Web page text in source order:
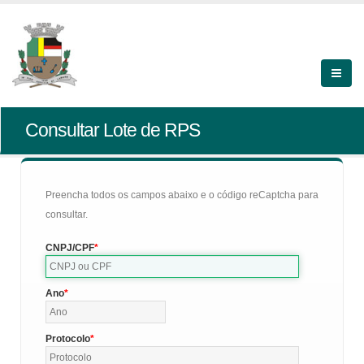
Consultar Lote de RPS
Preencha todos os campos abaixo e o código reCaptcha para
consultar.
CNPJ/CPF
Ano
Protocolo